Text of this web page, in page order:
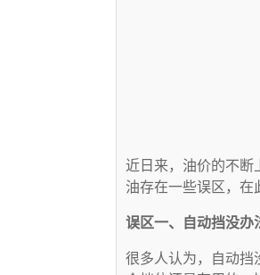
近日来，油价的不断
油存在一些误区，在
误区一、自动挡没办
很多人认为，自动挡